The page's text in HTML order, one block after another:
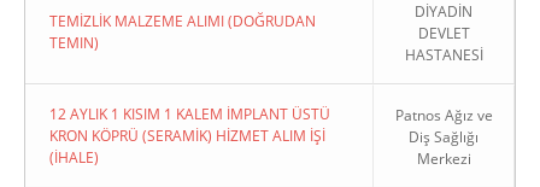
TEMİZLİK MALZEME ALIMI (DOĞRUDAN
TEMIN)
DİYADİN
DEVLET
HASTANESİ
12 AYLIK 1 KISIM 1 KALEM İMPLANT ÜSTÜ
KRON KÖPRÜ (SERAMİK) HİZMET ALIM İŞİ
(İHALE)
Patnos Ağız ve
Diş Sağlığı
Merkezi